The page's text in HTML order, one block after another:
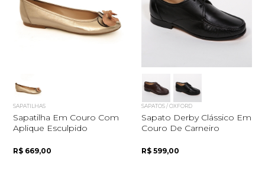
SAPATILHAS
Sapatilha Em Couro Com
Aplique Esculpido
R$ 669,00
SAPATOS / OXFORD
Sapato Derby Clássico Em
Couro De Carneiro
R$ 599,00